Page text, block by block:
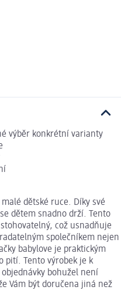
výběr konkrétní varianty
dětské ruce. Díky své
dětem snadno drží. Tento
což usnadňuje
společníkem nejen
babylove je praktickým
pití. Tento výrobek je k
bohužel není
Vám být doručena jiná než